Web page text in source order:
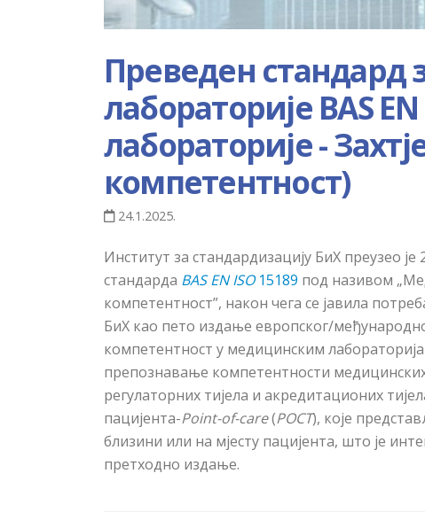
Преведен стандард
лабораторије BAS
лабораторије -
компетентност)
24.1.2025.
Институт за стандардизацију БиХ преузео
стандарда BAS EN ISO15189 под називом
компетентност”, након чега се јавила
БиХ као пето издање европског/
компетентност у медицинским
препознавање компетентности
регулаторних тијела и акредитационих
пацијента-Point-of-care(POCT), које
близини или на мјесту пацијента, што је
претходно издање.